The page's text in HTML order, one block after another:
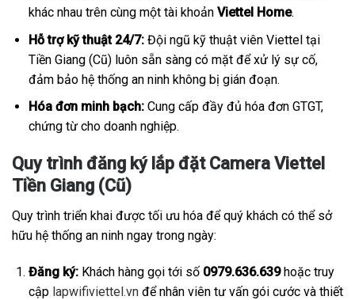
khác nhau trên cùng một tài khoản Viettel Home.
Hỗ trợ kỹ thuật 24/7:Đội ngũ kỹ thuật viên Viettel tại
Tiền Giang (Cũ) luôn sẵn sàng có mặt để xử lý sự cố,
đảm bảo hệ thống an ninh không bị gián đoạn.
Hóa đơn minh bạch:Cung cấp đầy đủ hóa đơn GTGT,
chứng từ cho doanh nghiệp.
Quy trình đăng ký lắp đặt Camera Viettel
Tiền Giang (Cũ)
Quy trình triển khai được tối ưu hóa để quý khách có thể sở
hữu hệ thống an ninh ngay trong ngày:
Đăng ký:Khách hàng gọi tới số 0979.636.639hoặc truy
cập lapwifiviettel.vnđể nhân viên tư vấn gói cước và thiết